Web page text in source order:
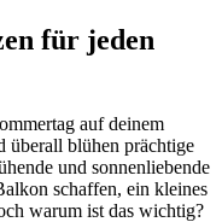
für jeden
auf deinem
überall blühen prächtige
und sonnenliebende
schaffen, ein kleines
warum ist das wichtig?